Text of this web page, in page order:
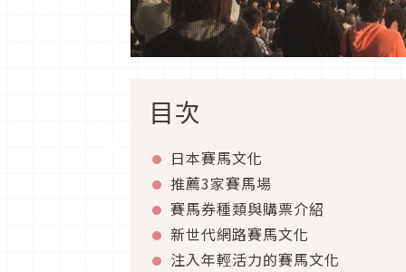
目次
日本賽馬文化
推薦3家賽馬場
賽馬券種類與購票介紹
新世代網路賽馬文化
注入年輕活力的賽馬文化